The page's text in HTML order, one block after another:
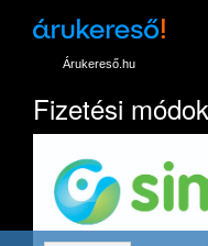
Árukereső.hu
Fizetési módok